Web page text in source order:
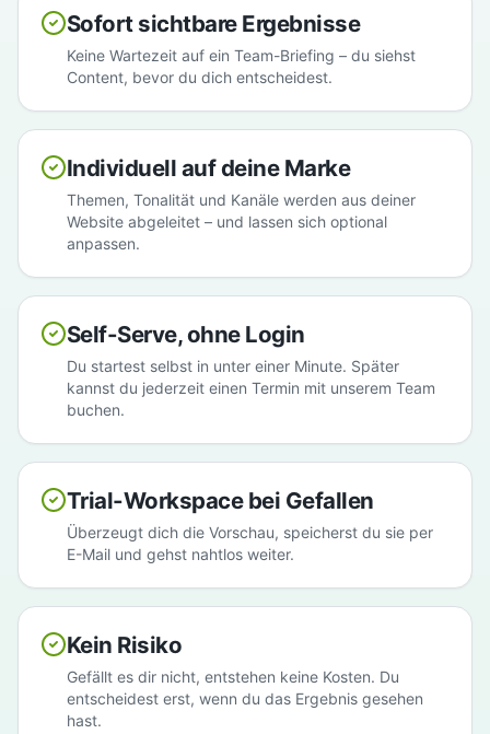
Sofort sichtbare Ergebnisse
Keine Wartezeit auf ein Team-Briefing – du siehst
Content, bevor du dich entscheidest.
Individuell auf deine Marke
Themen, Tonalität und Kanäle werden aus deiner
Website abgeleitet – und lassen sich optional
anpassen.
Self-Serve, ohne Login
Du startest selbst in unter einer Minute. Später
kannst du jederzeit einen Termin mit unserem Team
buchen.
Trial-Workspace bei Gefallen
Überzeugt dich die Vorschau, speicherst du sie per
E-Mail und gehst nahtlos weiter.
Kein Risiko
Gefällt es dir nicht, entstehen keine Kosten. Du
entscheidest erst, wenn du das Ergebnis gesehen
hast.